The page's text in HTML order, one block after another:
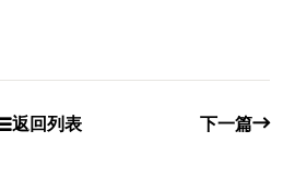
返回列表 下一篇